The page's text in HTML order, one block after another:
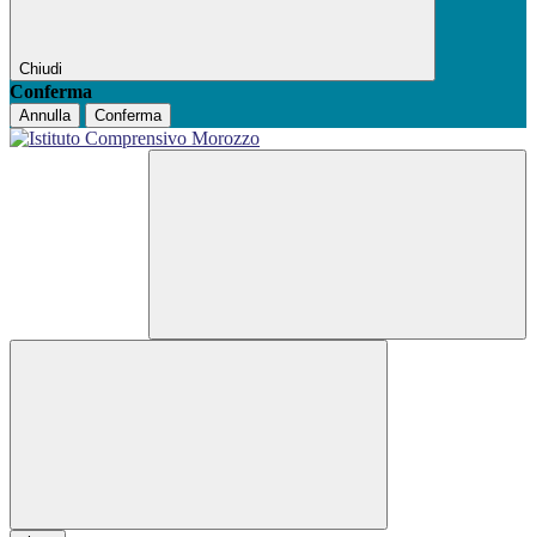
Chiudi
Conferma
Annulla Conferma